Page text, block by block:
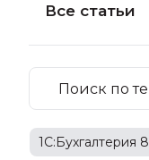
Все статьи
1С:Бухгалтерия 8